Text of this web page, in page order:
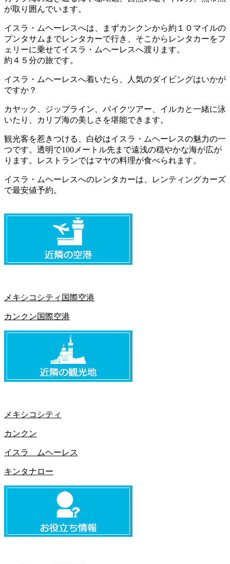
が取り囲んでいます。
イスラ・ムヘーレスへは、まずカンクンから約１０マイルの
プンタサムまでレンタカーで行き、そこからレンタカーをフ
ェリーに乗せてイスラ・ムヘーレスへ渡ります。
約４５分の旅です。
イスラ・ムヘーレスへ着いたら、人気のダイビングはいかが
ですか？
カヤック、ジップライン、バイクツアー、イルカと一緒に泳
いたり、カリブ海の美しさを堪能できます。
観光客を惹きつける、白砂はイスラ・ムヘーレスの魅力の一
つです。透明で100メートル先まで遠浅の穏やかな海が広が
ります。レストランではマヤの料理が食べられます。
イスラ・ムヘーレスへのレンタカーは、レンティングカーズ
で最安値予約。
メキシコシティ国際空港
カンクン国際空港
メキシコシティ
カンクン
イスラ ムヘーレス
キンタナロー